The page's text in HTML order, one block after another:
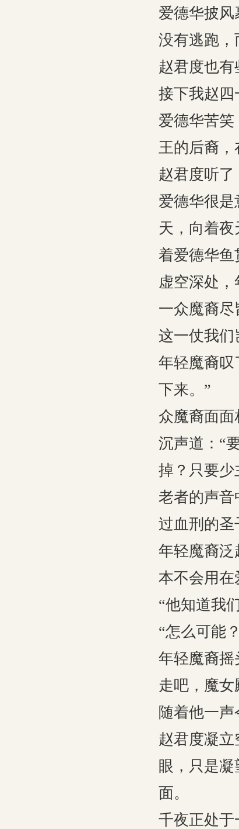
爱德华披
没有逃跑，
赵君度也
接下我赵四
爱德华苦
王的后裔，
赵君度听了
爱德华很
天，向着
着爱德华鱼
虚空深处
一众魔裔尽
这一仗我们
年轻魔裔叹
下来。”
众魔裔面
沉声道：“
掉？只要少
老者的声音
过血刑的圣
年轻魔裔泛
本不会用在
“他知道我
“怎么可能
年轻魔裔摇
走吧，魔
随着他一声
赵君度凝
眼，只是
面。
千夜正处于